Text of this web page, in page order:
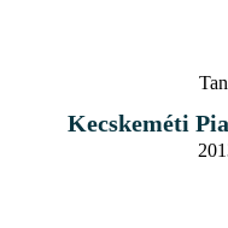
Kecskeméti